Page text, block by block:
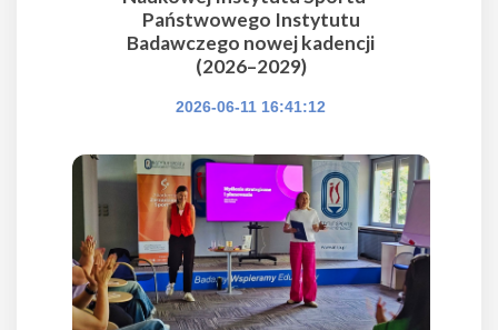
Państwowego Instytutu
Badawczego nowej kadencji
(2026–2029)
2026-06-11 16:41:12